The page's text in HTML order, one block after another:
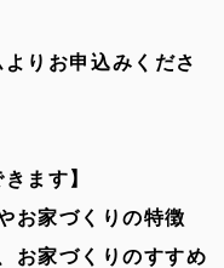
りお申込みくださ
ます】
お家づくりの特徴
お家づくりのすすめ